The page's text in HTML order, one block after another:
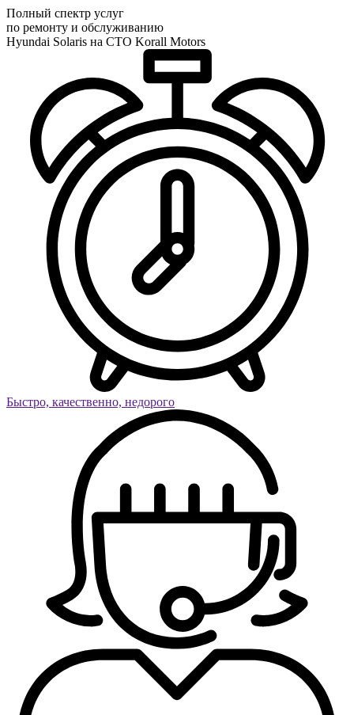
Полный спектр услуг
по ремонту и обслуживанию
Hyundai Solaris на СТО Korall Motors
Быстро, качественно, недорого